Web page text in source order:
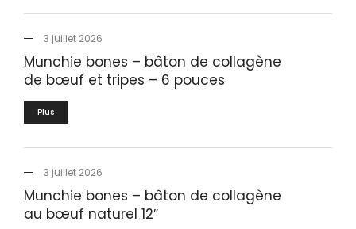
3 juillet 2026
Munchie bones – bâton de collagène
de bœuf et tripes – 6 pouces
Plus
3 juillet 2026
Munchie bones – bâton de collagène
au bœuf naturel 12″